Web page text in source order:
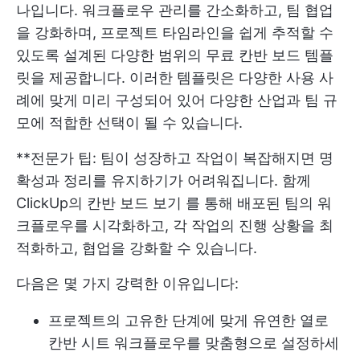
나입니다. 워크플로우 관리를 간소화하고, 팀 협업
을 강화하며, 프로젝트 타임라인을 쉽게 추적할 수
있도록 설계된 다양한 범위의 무료 칸반 보드 템플
릿을 제공합니다. 이러한 템플릿은 다양한 사용 사
례에 맞게 미리 구성되어 있어 다양한 산업과 팀 규
모에 적합한 선택이 될 수 있습니다.
**전문가 팁: 팀이 성장하고 작업이 복잡해지면 명
확성과 정리를 유지하기가 어려워집니다. 함께
ClickUp의 칸반 보드 보기 를 통해 배포된 팀의 워
크플로우를 시각화하고, 각 작업의 진행 상황을 최
적화하고, 협업을 강화할 수 있습니다.
다음은 몇 가지 강력한 이유입니다:
프로젝트의 고유한 단계에 맞게 유연한 열로
칸반 시트 워크플로우를 맞춤형으로 설정하세